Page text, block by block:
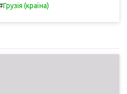
Грузія (країна)